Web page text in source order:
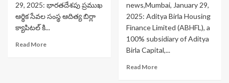
29, 2025: భారతదేశపు ప్రముఖ
ఆర్థిక సేవల సంస్థ ఆదిత్య బిర్లా
క్యాపిటల్ కి...
Read More
news,Mumbai, January 29,
2025: Aditya Birla Housing
Finance Limited (ABHFL), a
100% subsidiary of Aditya
Birla Capital,...
Read More